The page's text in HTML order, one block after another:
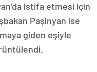
istifa etmesi için
Paşinyan ise
giden eşiyle